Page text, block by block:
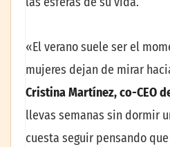
«El verano suele ser el
mujeres dejan de mirar
Cristina Martínez, co-CEO
llevas semanas sin dormir
cuesta seguir pensando